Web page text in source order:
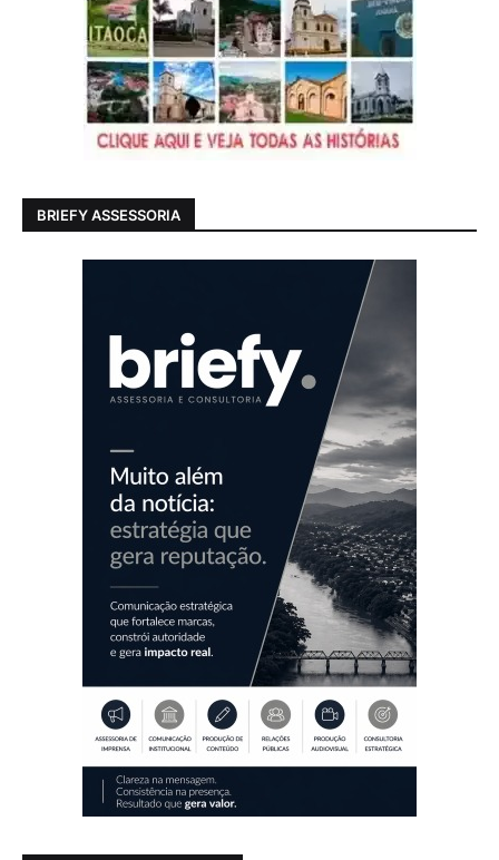
BRIEFY ASSESSORIA